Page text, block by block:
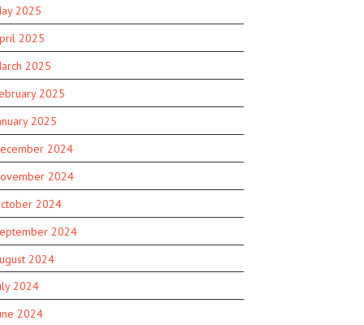
2025
2025
2025
2025
2025
2024
2024
2024
2024
2024
2024
2024